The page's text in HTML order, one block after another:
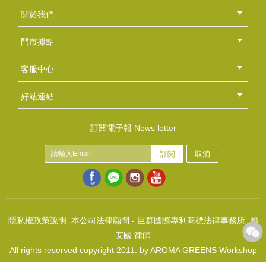
關於我們
公司簡介
品牌故事
最新消息
隱私權聲明
版權聲明
門市據點
總部
北區
中區
南區
東區
海外
客服中心
會員等級
購物流程
訂單查詢
常見問題
海外訂購流程
連絡我們
下載專區
紅利點數
好站連結
訂閱電子報 News letter
訂閱 取消
隱私權政策說明 本公司法律顧問 - 巨群國際專利商標法律事務所 賴
安國 律師
All rights reserved copyright 2011. by AROMA GREENS Workshop